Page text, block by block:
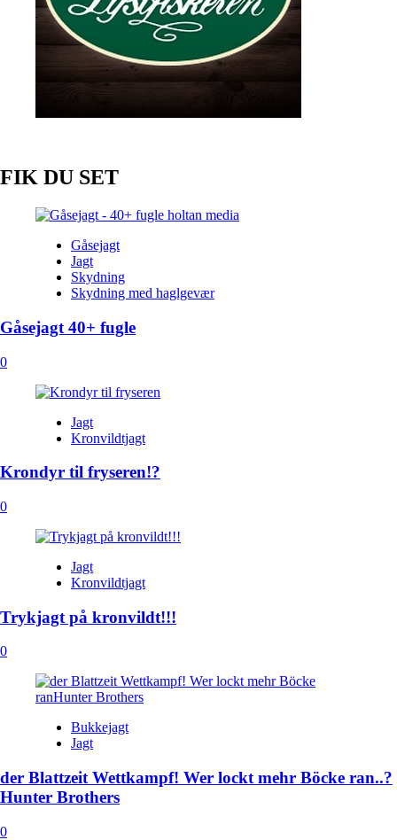
FIK DU SET
Gåsejagt
Jagt
Skydning
Skydning med haglgevær
Gåsejagt 40+ fugle
0
Jagt
Kronvildtjagt
Krondyr til fryseren!?
0
Jagt
Kronvildtjagt
Trykjagt på kronvildt!!!
0
Bukkejagt
Jagt
der Blattzeit Wettkampf! Wer lockt mehr Böcke ran..?
Hunter Brothers
0